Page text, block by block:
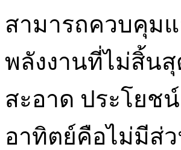
สามารถควบคุม
พลังงานที่ไม่สิ้น
สะอาด ประโยช
อาทิตย์คือไม่มีส่